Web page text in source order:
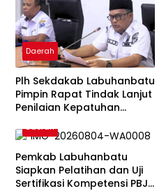
Daerah
Plh Sekdakab Labuhanbatu
Pimpin Rapat Tindak Lanjut
Penilaian Kepatuhan
Ombudsman RI 2026
Daerah
Pemkab Labuhanbatu
Siapkan Pelatihan dan Uji
Sertifikasi Kompetensi PBJ